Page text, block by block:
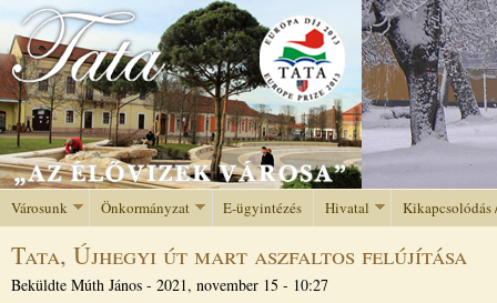
Jump to navigation
Városunk Önkormányzat E-ügyintézés Hivatal Kikapcsolódás
Tata, Újhegyi út mart aszfaltos felújítása
Beküldte Múth János - 2021, november 15 - 10:27